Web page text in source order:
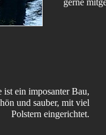
gerne
ein imposanter Bau,
und sauber, mit viel
Polstern eingerichtet.